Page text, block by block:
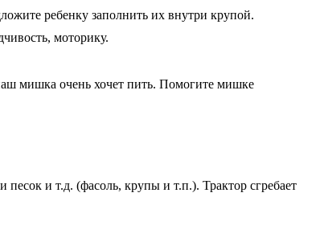
ребенку заполнить их внутри крупой.
моторику.
мишка очень хочет пить. Помогите мишке
и т.д. (фасоль, крупы и т.п.). Трактор сгребает